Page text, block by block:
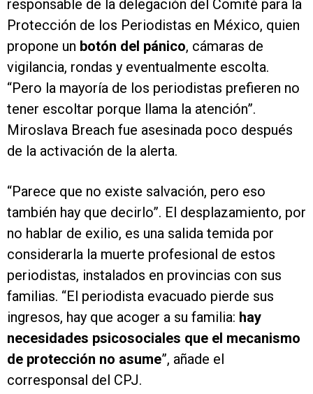
responsable de la delegación del Comité para la
Protección de los Periodistas en México, quien
propone un botón del pánico, cámaras de
vigilancia, rondas y eventualmente escolta.
“Pero la mayoría de los periodistas prefieren no
tener escoltar porque llama la atención”.
Miroslava Breach fue asesinada poco después
de la activación de la alerta.
“Parece que no existe salvación, pero eso
también hay que decirlo”. El desplazamiento, por
no hablar de exilio, es una salida temida por
considerarla la muerte profesional de estos
periodistas, instalados en provincias con sus
familias. “El periodista evacuado pierde sus
ingresos, hay que acoger a su familia: hay
necesidades psicosociales que el mecanismo
de protección no asume”, añade el
corresponsal del CPJ.